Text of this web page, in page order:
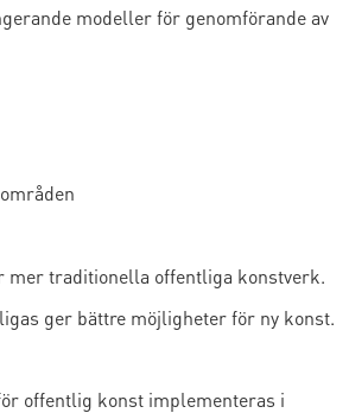
modeller för genomförande av
mer traditionella offentliga konstverk.
ger bättre möjligheter för ny konst.
offentlig konst implementeras i